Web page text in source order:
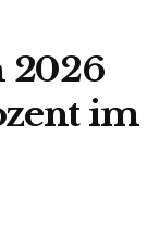
2026
im